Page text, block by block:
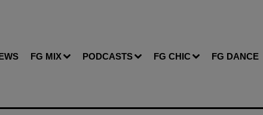
FG MIX PODCASTS FG CHIC FG DANCE